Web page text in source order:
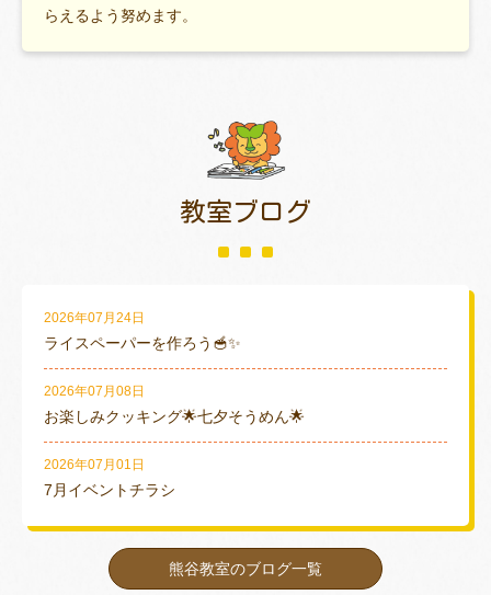
らえるよう努めます。
教室ブログ
2026年07月24日
ライスペーパーを作ろう🥣✨
2026年07月08日
お楽しみクッキング🌟七夕そうめん🌟
2026年07月01日
7月イベントチラシ
熊谷教室のブログ一覧